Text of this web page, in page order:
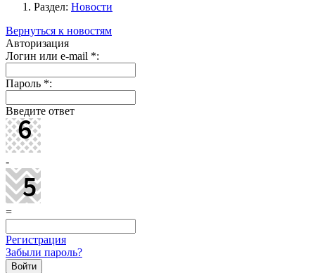
Раздел: Новости
Вернуться к новостям
Авторизация
Логин или e-mail *:
Пароль *:
Введите ответ
-
=
Регистрация
Забыли пароль?